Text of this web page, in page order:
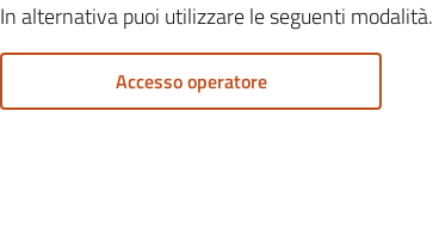
In alternativa puoi utilizzare le seguenti modalità.
Accesso operatore